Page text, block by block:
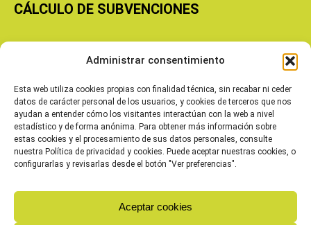
Administrar consentimiento
Esta web utiliza cookies propias con finalidad técnica, sin recabar ni ceder
datos de carácter personal de los usuarios, y cookies de terceros que nos
ayudan a entender cómo los visitantes interactúan con la web a nivel
estadístico y de forma anónima. Para obtener más información sobre
estas cookies y el procesamiento de sus datos personales, consulte
nuestra Política de privacidad y cookies. Puede aceptar nuestras cookies, o
configurarlas y revisarlas desde el botón "Ver preferencias".
Aceptar cookies
CÁLCULO DE SUBVENCIONES